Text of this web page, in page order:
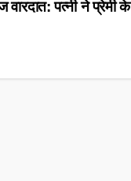
पत्नी ने प्रेमी के